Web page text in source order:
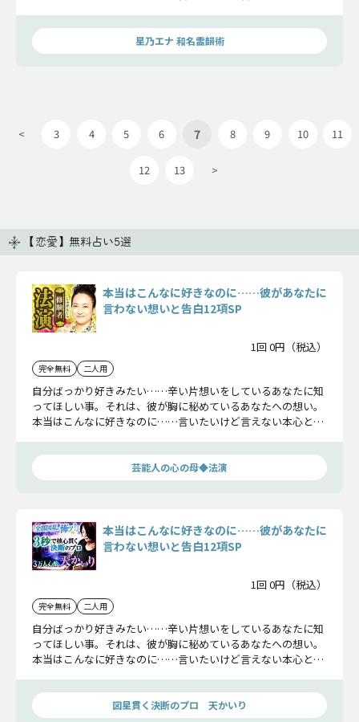
星乃エナ 和名霊韻術
< 3 4 5 6 7 8 9 10 11
12 13 >
【恋愛】無料占い5選
本当はこんなに好きなのに……彼があなたに
言わない想いと告白12項SP
1回 0円（税込）
完全無料 二人用
自分ばっかり好きみたい……辛い片想いをしているあなたに知
ってほしい事。それは、彼が胸に秘めているあなたへの想い。
本当はこんなに好きなのに……言いたいけど言えない本心と、
芸能人の心の母◆法演
本当はこんなに好きなのに……彼があなたに
言わない想いと告白12項SP
1回 0円（税込）
完全無料 二人用
自分ばっかり好きみたい……辛い片想いをしているあなたに知
ってほしい事。それは、彼が胸に秘めているあなたへの想い。
本当はこんなに好きなのに……言いたいけど言えない本心と、
図星貫く決断のプロ 天かいり